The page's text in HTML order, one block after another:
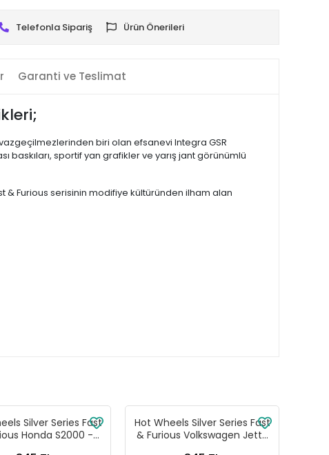
Telefonla Sipariş Ürün Önerileri
Garanti ve Teslimat
biri olan efsanevi Integra GSR
baskıları, sportif yan grafikler ve yarış jant görünümlü
& Furious serisinin modifiye kültüründen ilham alan
Silver Series Fast
Honda S2000 -
Hot Wheels Silver Series Fast
& Furious Volkswagen Jetta